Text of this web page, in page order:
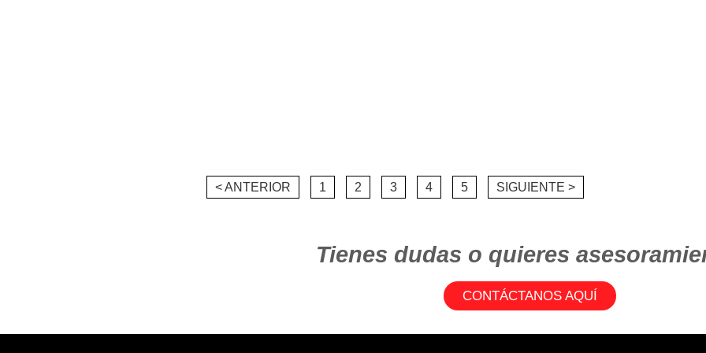
< ANTERIOR 1 2 3 4 5 SIGUIENTE >
Tienes dudas o quieres
CONTÁCTANOS AQUÍ